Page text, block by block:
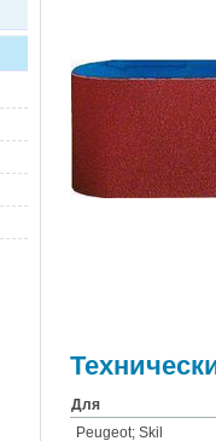
Для
Peugeot; Skil